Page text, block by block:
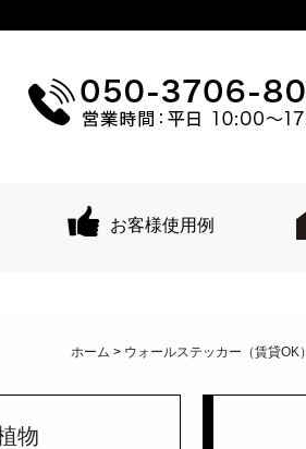
お客様使用例
ホーム > ウォールステッカー（賃貸OK）
物